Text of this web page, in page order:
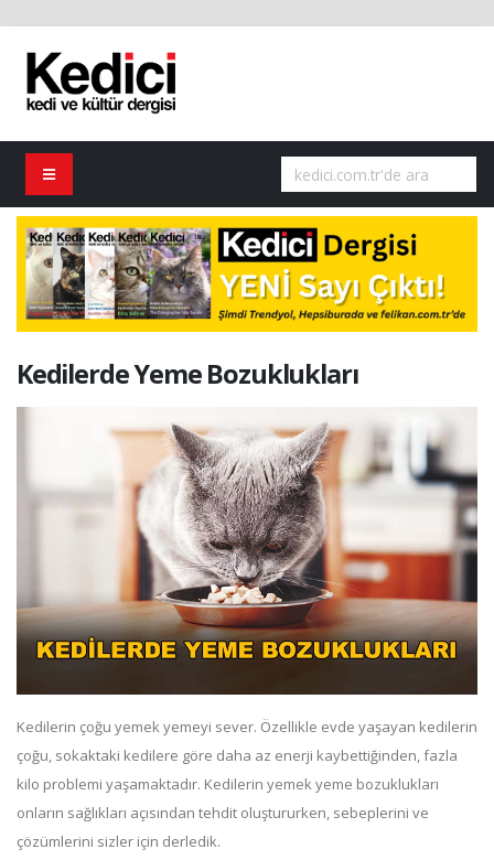
Kedilerde Yeme Bozuklukları
Kedilerin çoğu yemek yemeyi sever. Özellikle evde yaşayan kedilerin
çoğu, sokaktaki kedilere göre daha az enerji kaybettiğinden, fazla
kilo problemi yaşamaktadır. Kedilerin yemek yeme bozuklukları
onların sağlıkları açısından tehdit oluştururken, sebeplerini ve
çözümlerini sizler için derledik.